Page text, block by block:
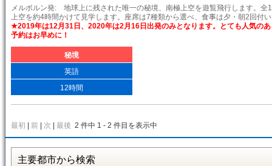
メルボルン発: 地球上に残された唯一の秘境、南極上空を遊覧飛行します。全
上空を約4時間かけて見学します。座席は7種類から選べ、食事は夕・朝2回付
★2019年は12月31日、2020年は2月16日出発のみとなります。とても人気の
予約はお早めに！
秘境
英語
12時間
最初 前 次 最後 2 件中 1 - 2 件目を表示中